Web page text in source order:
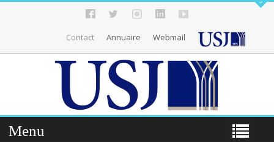
Contact Annuaire Webmail
Menu